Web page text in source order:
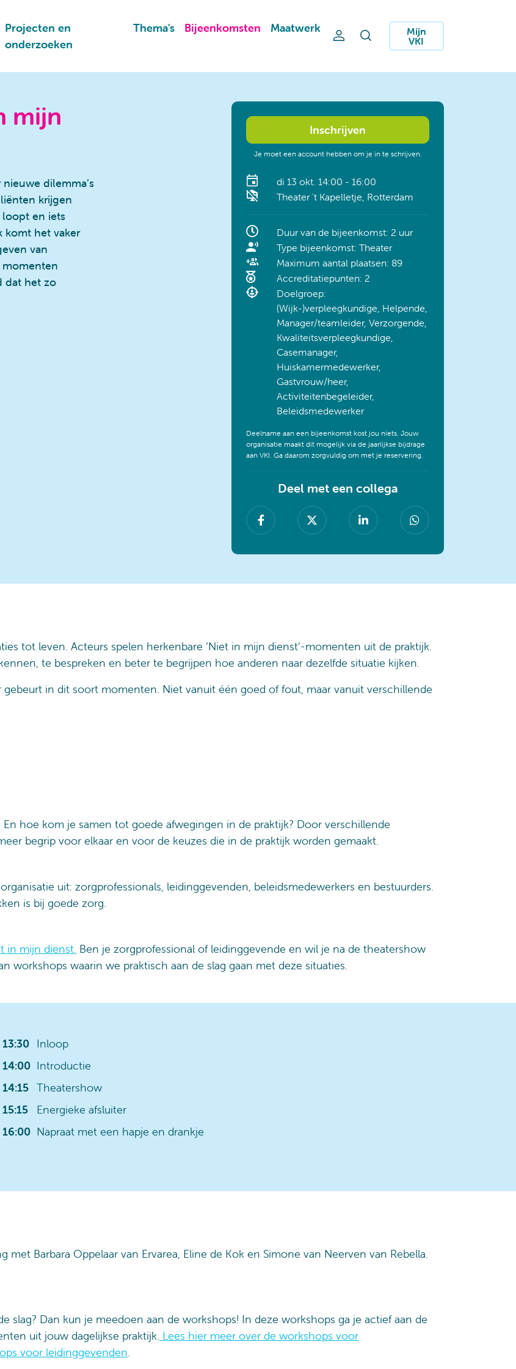
Mijn
VKI
Projecten en
onderzoeken
Thema's Bijeenkomsten Maatwerk
mijn
dilemma’s
krijgen
loopt en iets
komt het vaker
van
momenten
dat het zo
Inschrijven
Je moet een account hebben om je in te schrijven.
di 13 okt. 14:00 - 16:00
Theater 't Kapelletje, Rotterdam
Duur van de bijeenkomst: 2 uur
Type bijeenkomst: Theater
Maximum aantal plaatsen: 89
Accreditatiepunten: 2
Doelgroep:
(Wijk-)verpleegkundige, Helpende,
Manager/teamleider, Verzorgende,
Kwaliteitsverpleegkundige,
Casemanager,
Huiskamermedewerker,
Gastvrouw/heer,
Activiteitenbegeleider,
Beleidsmedewerker
Deelname aan een bijeenkomst kost jou niets. Jouw
organisatie maakt dit mogelijk via de jaarlijkse bijdrage
aan VKI. Ga daarom zorgvuldig om met je reservering.
Deel met een collega
tot leven. Acteurs spelen herkenbare ‘Niet in mijn dienst’-momenten uit de praktijk.
te bespreken en beter te begrijpen hoe anderen naar dezelfde situatie kijken.
in dit soort momenten. Niet vanuit één goed of fout, maar vanuit verschillende
hoe kom je samen tot goede afwegingen in de praktijk? Door verschillende
begrip voor elkaar en voor de keuzes die in de praktijk worden gemaakt.
uit: zorgprofessionals, leidinggevenden, beleidsmedewerkers en bestuurders.
is bij goede zorg.
in mijn dienst. Ben je zorgprofessional of leidinggevende en wil je na de theatershow
workshops waarin we praktisch aan de slag gaan met deze situaties.
13:30 Inloop
14:00 Introductie
14:15 Theatershow
15:15
Energieke afsluiter
16:00 Napraat met een hapje en drankje
Barbara Oppelaar van Ervarea, Eline de Kok en Simone van Neerven van Rebella.
slag? Dan kun je meedoen aan de workshops! In deze workshops ga je actief aan de
uit jouw dagelijkse praktijk. Lees hier meer over de workshops voor
voor leidinggevenden.